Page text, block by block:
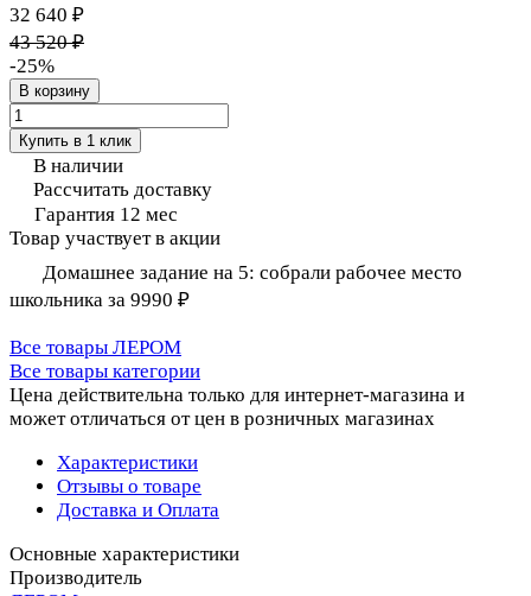
32 640 ₽
43 520 ₽
-25%
В корзину
Купить в 1 клик
В наличии
Рассчитать доставку
Гарантия 12 мес
Товар участвует в акции
Домашнее задание на 5: собрали рабочее место
школьника за 9990 ₽
Все товары ЛЕРОМ
Все товары категории
Цена действительна только для интернет-магазина и
может отличаться от цен в розничных магазинах
Характеристики
Отзывы о товаре
Доставка и Оплата
Основные характеристики
Производитель